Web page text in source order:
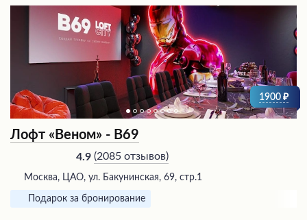
1900
Лофт «Веном» - В69
4.9 (2085 отзывов)
Москва, ЦАО, ул. Бакунинская, 69, стр.1
Подарок за бронирование